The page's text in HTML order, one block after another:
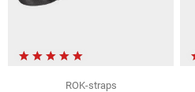
ROK-straps